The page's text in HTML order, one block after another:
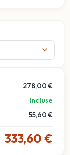
278,00 €
Incluse
55,60 €
333,60 €